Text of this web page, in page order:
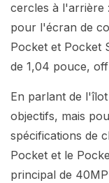
cercles à l'arrière
pour l'écran de
Pocket et Pocket
de 1,04 pouce,
En parlant de
objectifs, mais
spécifications de
Pocket et le
principal de